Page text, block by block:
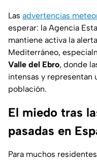
Las advertencias
esperar: la Agencia
mantiene activa la
Mediterráneo,
Valle del Ebro, donde
intensas y representan
población.
El miedo tras
pasadas en
Para muchos